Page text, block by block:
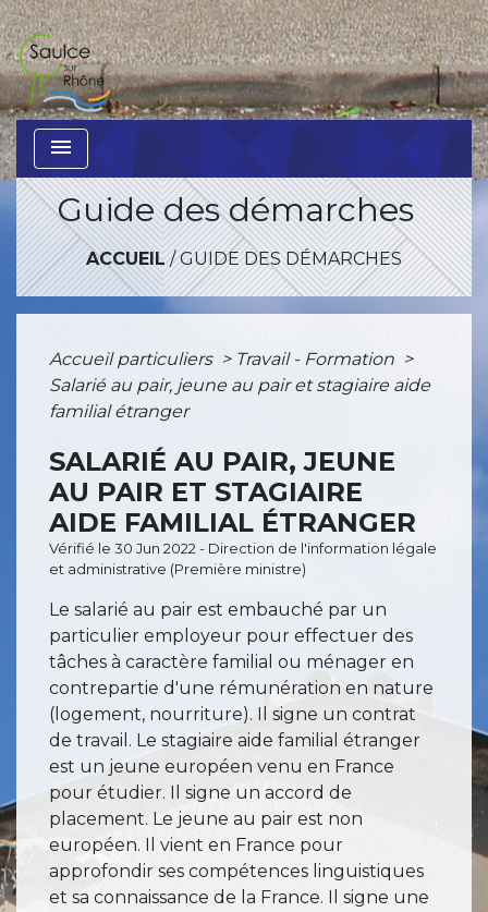
menu
Guide des démarches
ACCUEIL/GUIDE DES DÉMARCHES
Accueil particuliers > Travail - Formation >
Salarié au pair, jeune au pair et stagiaire aide
familial étranger
SALARIÉ AU PAIR, JEUNE
AU PAIR ET STAGIAIRE
AIDE FAMILIAL ÉTRANGER
Vérifié le 30 Jun 2022 - Direction de l'information légale
et administrative (Première ministre)
Le salarié au pair est embauché par un
particulier employeur pour effectuer des
tâches à caractère familial ou ménager en
contrepartie d'une rémunération en nature
(logement, nourriture). Il signe un contrat
de travail. Le stagiaire aide familial étranger
est un jeune européen venu en France
pour étudier. Il signe un accord de
placement. Le jeune au pair est non
européen. Il vient en France pour
approfondir ses compétences linguistiques
et sa connaissance de la France. Il signe une